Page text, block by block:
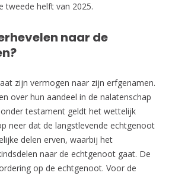
tweede helft van 2025.
naar de
zijn vermogen naar zijn erfgenamen.
over hun aandeel in de nalatenschap
testament geldt het wettelijk
neer dat de langstlevende echtgenoot
delen erven, waarbij het
naar de echtgenoot gaat. De
op de echtgenoot. Voor de